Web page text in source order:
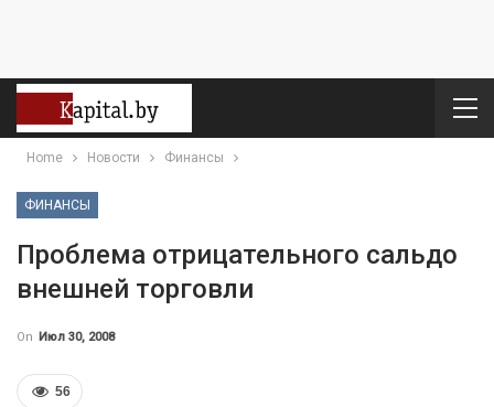
Home Новости Финансы
ФИНАНСЫ
Проблема отрицательного сальдо
внешней торговли
On Июл 30, 2008
56